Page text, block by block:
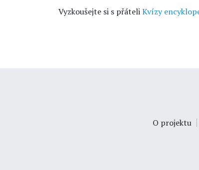
Vyzkoušejte si s přáteliKvízy
O projektu